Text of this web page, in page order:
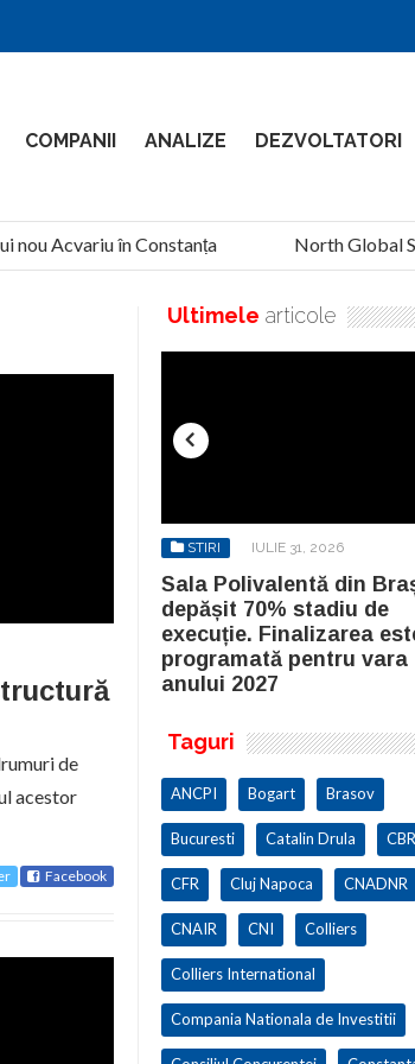
COMPANII ANALIZE DEZVOLTATORI
Acvariu în Constanța North Global
de
acestor
Facebook
Ultimele articole
vara
STIRI IULIE 31, 2026
Sala Polivalentă din
depășit 70% stadiu de
execuție. Finalizarea
programată pentru vara
anului 2027
Taguri
ANCPI Bogart Brasov
Bucuresti Catalin Drula
CFR Cluj Napoca CNADNR
CNAIR CNI Colliers
Colliers International
Compania Nationala de Investitii